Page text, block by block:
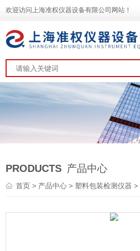
欢迎访问上海准权仪器设备有限公司网站！
PRODUCTS 产品中心
首页> 产品中心 > 塑料包装检测仪器 >